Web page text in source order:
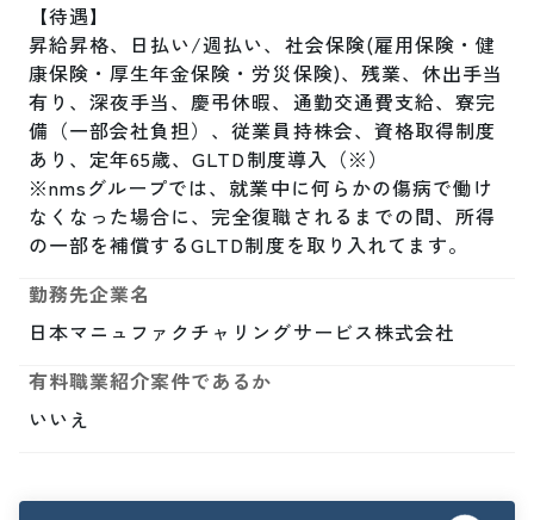
【待遇】
昇給昇格、日払い/週払い、社会保険(雇用保険・健
康保険・厚生年金保険・労災保険)、残業、休出手当
有り、深夜手当、慶弔休暇、通勤交通費支給、寮完
備（一部会社負担）、従業員持株会、資格取得制度
あり、定年65歳、GLTD制度導入（※）
※nmsグループでは、就業中に何らかの傷病で働け
なくなった場合に、完全復職されるまでの間、所得
の一部を補償するGLTD制度を取り入れてます。
勤務先企業名
日本マニュファクチャリングサービス株式会社
有料職業紹介案件であるか
いいえ